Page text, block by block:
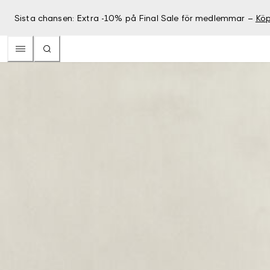
Sista chansen: Extra -10% på Final Sale för medlemmar –